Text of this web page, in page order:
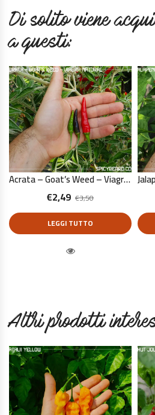
Di solito viene
a questi:
Acrata – Goat’s Weed – Viagra Natural – Capsicum Annuum – 10 Semi Puri
€3,50
€2,49
LEGGI TUTTO
Altri prodotti